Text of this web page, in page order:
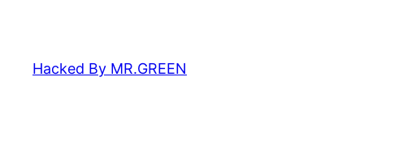
springen
Hacked By MR.GREEN